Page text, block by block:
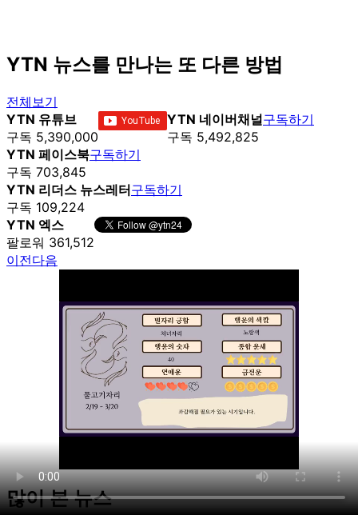
YTN 뉴스를 만나는 또 다른 방법
전체보기
YTN 유튜브
구독 5,390,000
YTN 네이버채널
구독 5,492,825
구독하기
YTN 페이스북
구독 703,845
구독하기
YTN 리더스 뉴스레터
구독 109,224
구독하기
YTN 엑스
팔로워 361,512
이전다음
많이 본 뉴스